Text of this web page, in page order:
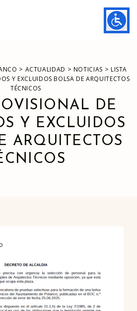
de polanco
> ACTUALIDAD > NOTICIAS > LISTA
Y EXCLUIDOS BOLSA DE ARQUITECTOS
TÉCNICOS
DE
Y EXCLUIDOS
ARQUITECTOS